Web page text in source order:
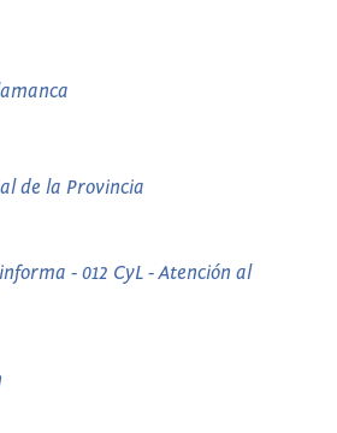
de la Provincia
- 012 CyL - Atención al